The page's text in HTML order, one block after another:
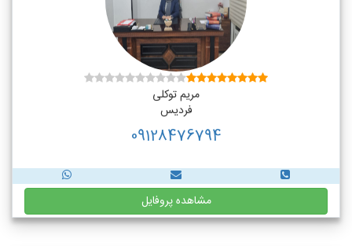
مریم توکلی
فردیس
09128476794
مشاهده پروفایل